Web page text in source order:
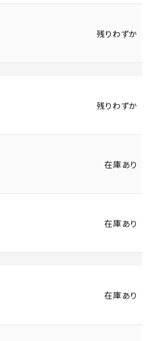
残りわずか
残りわずか
在庫あり
在庫あり
在庫あり